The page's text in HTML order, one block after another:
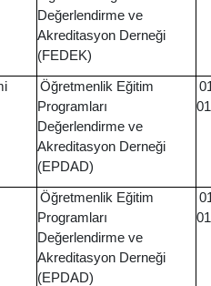
Değerlendirme ve
Akreditasyon Derneği
(FEDEK)
Öğretmenlik Eğitim
Programları
Değerlendirme ve
Akreditasyon Derneği
(EPDAD)
Öğretmenlik Eğitim
Programları
Değerlendirme ve
Akreditasyon Derneği
(EPDAD)